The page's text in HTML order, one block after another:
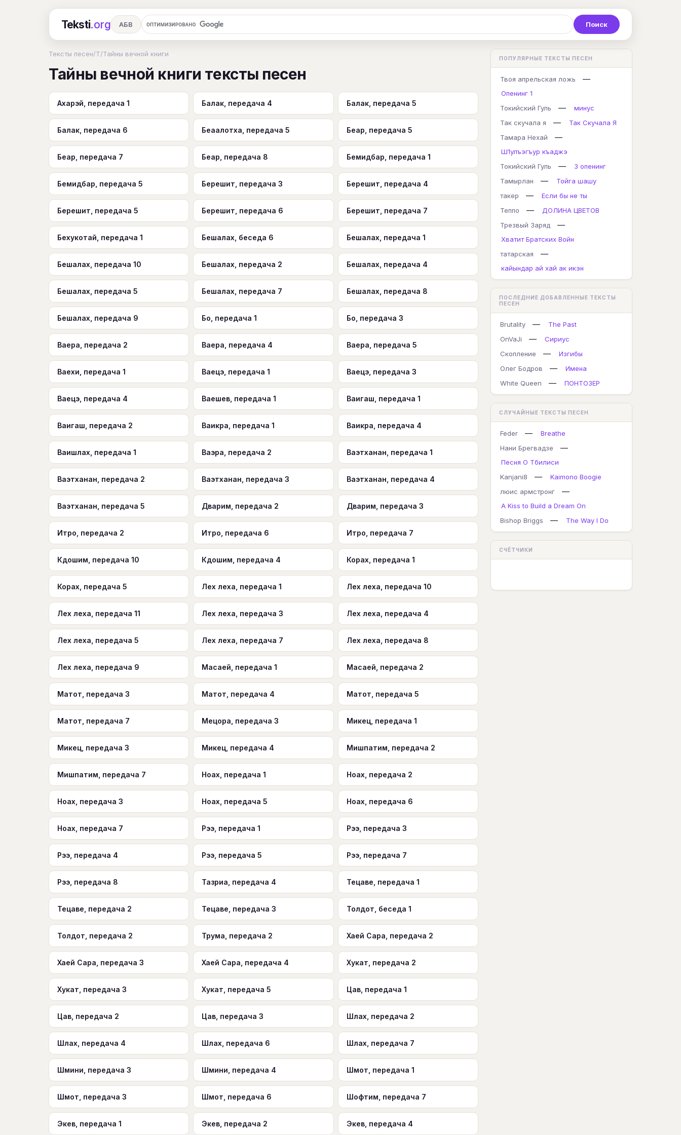
Teksti.org АБВ
Б С Т У Ф Х Ц
Ч Ш Э Ю Я En A B C D L M N O P Q
Тексты песен/Т/Тайны вечной книги
Тайны вечной книги тексты песен
Ахарэй, передача 1 Балак, передача 4 Балак, передача 5
Балак, передача 6 Беаалотха, передача 5 Беар, передача 5
Беар, передача 7 Беар, передача 8 Бемидбар, передача 1
Бемидбар, передача 5 Берешит, передача 3 Берешит, передача 4
Берешит, передача 5 Берешит, передача 6 Берешит, передача 7
Бехукотай, передача 1 Бешалах, беседа 6 Бешалах, передача 1
Бешалах, передача 10 Бешалах, передача 2 Бешалах, передача 4
Бешалах, передача 5 Бешалах, передача 7 Бешалах, передача 8
Бешалах, передача 9 Бо, передача 1 Бо, передача 3
Ваера, передача 2 Ваера, передача 4 Ваера, передача 5
Ваехи, передача 1 Ваецэ, передача 1 Ваецэ, передача 3
Ваецэ, передача 4 Ваешев, передача 1 Ваигаш, передача 1
Ваигаш, передача 2 Ваикра, передача 1 Ваикра, передача 4
Ваишлах, передача 1 Ваэра, передача 2 Ваэтханан, передача 1
Ваэтханан, передача 2 Ваэтханан, передача 3 Ваэтханан, передача 4
Ваэтханан, передача 5 Дварим, передача 2 Дварим, передача 3
Итро, передача 2 Итро, передача 6 Итро, передача 7
Кдошим, передача 10 Кдошим, передача 4 Корах, передача 1
Корах, передача 5 Лех леха, передача 1 Лех леха, передача 10
Лех леха, передача 11 Лех леха, передача 3 Лех леха, передача 4
Лех леха, передача 5 Лех леха, передача 7 Лех леха, передача 8
Лех леха, передача 9 Масаей, передача 1 Масаей, передача 2
Матот, передача 3 Матот, передача 4 Матот, передача 5
Матот, передача 7 Мецора, передача 3 Микец, передача 1
Микец, передача 3 Микец, передача 4 Мишпатим, передача 2
Мишпатим, передача 7 Ноах, передача 1 Ноах, передача 2
Ноах, передача 3 Ноах, передача 5 Ноах, передача 6
Ноах, передача 7 Рээ, передача 1 Рээ, передача 3
Рээ, передача 4 Рээ, передача 5 Рээ, передача 7
Рээ, передача 8 Тазриа, передача 4 Тецаве, передача 1
Тецаве, передача 2 Тецаве, передача 3 Толдот, беседа 1
Толдот, передача 2 Трума, передача 2 Хаей Сара, передача 2
Хаей Сара, передача 3 Хаей Сара, передача 4 Хукат, передача 2
Хукат, передача 3 Хукат, передача 5 Цав, передача 1
Цав, передача 2 Цав, передача 3 Шлах, передача 2
Шлах, передача 4 Шлах, передача 6 Шлах, передача 7
Шмини, передача 3 Шмини, передача 4 Шмот, передача 1
Шмот, передача 3 Шмот, передача 6 Шофтим, передача 7
Экев, передача 1 Экев, передача 2 Экев, передача 4
ПОПУЛЯРНЫЕ ТЕКСТЫ ПЕСЕН
Твоя апрельская ложь —
Опенинг 1
Токийский Гуль
—
минус
Так скучала я
—
Так Скучала Я
Тамара Нехай
—
Ш1улъэгъур къаджэ
Токийский Гуль
—
3 опенинг
Тамырлан
—
Тойга шашу
такер
—
Если бы не ты
Теппо
—
ДОЛИНА ЦВЕТОВ
Трезвый Заряд
—
Хватит Братских Войн
татарская
—
кайындар ай хай ак икэн
ПОСЛЕДНИЕ ДОБАВЛЕННЫЕ ТЕКСТЫ
ПЕСЕН
Brutality —
The Past
OnVaJi
—
Сириус
Скопление
—
Изгибы
Олег Бодров
—
Имена
White Queen
— ПОНТОЗЕР
СЛУЧАЙНЫЕ ТЕКСТЫ ПЕСЕН
Feder —
Breathe
Нани Брегвадзе
—
Песня О Тбилиси
Kanjani8
—
Kaimono Boogie
люис армстронг
—
A Kiss to Build a Dream On
Bishop Briggs
— The Way I Do
СЧЁТЧИКИ